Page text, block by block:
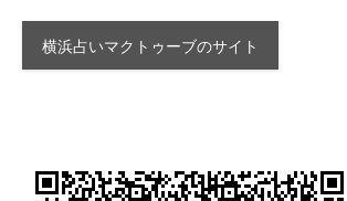
横浜占いマクトゥーブのサイト